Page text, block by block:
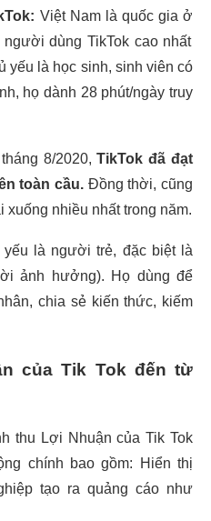
Việt Nam là quốc gia ở
dùng TikTok cao nhất
yếu là học sinh, sinh viên có
họ dành 28 phút/ngày truy
8/2020,TikTok đã đạt
toàn cầu. Đồng thời, cũng
nhiều nhất trong năm.
yếu là người trẻ, đặc biệt là
ảnh hưởng). Họ dùng để
chia sẻ kiến thức, kiếm
của Tik Tok đến từ
thu Lợi Nhuận của Tik Tok
chính bao gồm: Hiển thị
tạo ra quảng cáo như